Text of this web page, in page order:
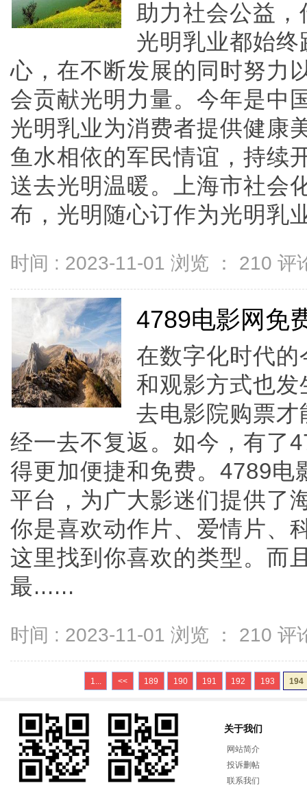
助力社会公益
光明乳业都始
心，在不断发展的同时努力
会贡献光明力量。今年是中
光明乳业为消费者提供健康
鱼水相依的军民情谊，持续
送去光明温暖。上海市社会
布，光明随心订作为光明乳
时间 : 2023-11-01 浏览 ： 210 评
4789电影网免
在数字化时代
和观影方式也
去电影院购票
经一去不复返。如今，有了
得更加便捷和免费。4789电
平台，为广大影迷们提供了
你是喜欢动作片、爱情片、
这里找到你喜欢的类型。而
最......
时间 : 2023-11-01 浏览 ： 210 评
1... << 189 190 191 192 193 194
关于我们
网站简介
投诉删帖
联系我们